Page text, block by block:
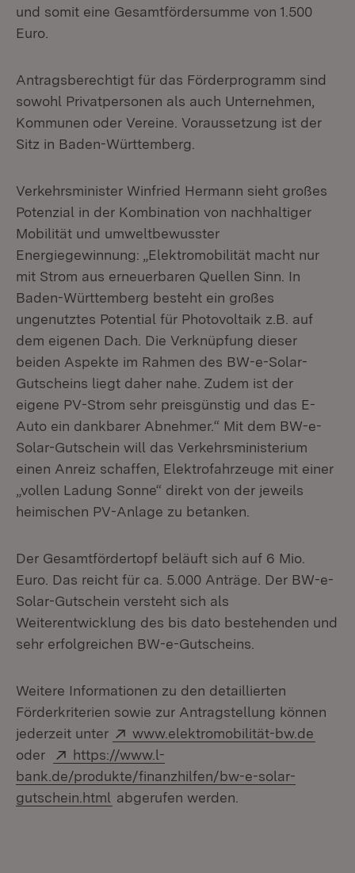
und somit eine Gesamtfördersumme von 1.500
Euro.
Antragsberechtigt für das Förderprogramm sind
sowohl Privatpersonen als auch Unternehmen,
Kommunen oder Vereine. Voraussetzung ist der
Sitz in Baden-Württemberg.
Verkehrsminister Winfried Hermann sieht großes
Potenzial in der Kombination von nachhaltiger
Mobilität und umweltbewusster
Energiegewinnung: „Elektromobilität macht nur
mit Strom aus erneuerbaren Quellen Sinn. In
Baden-Württemberg besteht ein großes
ungenutztes Potential für Photovoltaik z.B. auf
dem eigenen Dach. Die Verknüpfung dieser
beiden Aspekte im Rahmen des BW-e-Solar-
Gutscheins liegt daher nahe. Zudem ist der
eigene PV-Strom sehr preisgünstig und das E-
Auto ein dankbarer Abnehmer.“ Mit dem BW-e-
Solar-Gutschein will das Verkehrsministerium
einen Anreiz schaffen, Elektrofahrzeuge mit einer
„vollen Ladung Sonne“ direkt von der jeweils
heimischen PV-Anlage zu betanken.
Der Gesamtfördertopf beläuft sich auf 6 Mio.
Euro. Das reicht für ca. 5.000 Anträge. Der BW-e-
Solar-Gutschein versteht sich als
Weiterentwicklung des bis dato bestehenden und
sehr erfolgreichen BW-e-Gutscheins.
Weitere Informationen zu den detaillierten
Förderkriterien sowie zur Antragstellung können
jederzeit unter
Extern:
www.elektromobilität-bw.de
oder
Extern:
https://www.l-
bank.de/produkte/finanzhilfen/bw-e-solar-
gutschein.html (Öffnet in neuem Fenster)
abgerufen werden.